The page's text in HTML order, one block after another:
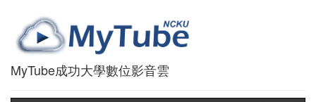
MyTube成功大學數位影音雲